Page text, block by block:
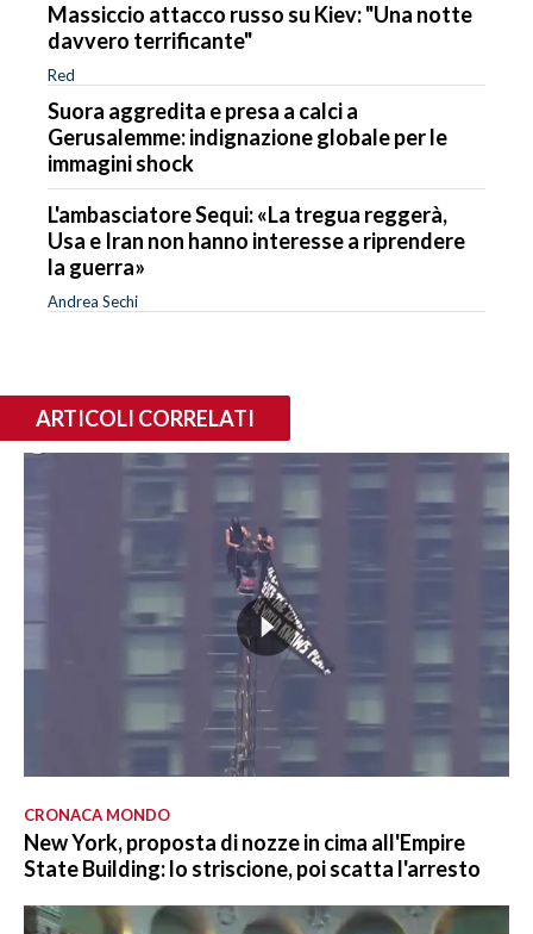
Massiccio attacco russo su Kiev: "Una notte
davvero terrificante"
Red
Suora aggredita e presa a calci a
Gerusalemme: indignazione globale per le
immagini shock
L'ambasciatore Sequi: «La tregua reggerà,
Usa e Iran non hanno interesse a riprendere
la guerra»
Andrea Sechi
ARTICOLI CORRELATI
CRONACA MONDO
New York, proposta di nozze in cima all'Empire
State Building: lo striscione, poi scatta l'arresto